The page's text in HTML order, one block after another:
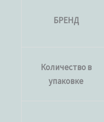
БРЕНД
Количество в
упаковке